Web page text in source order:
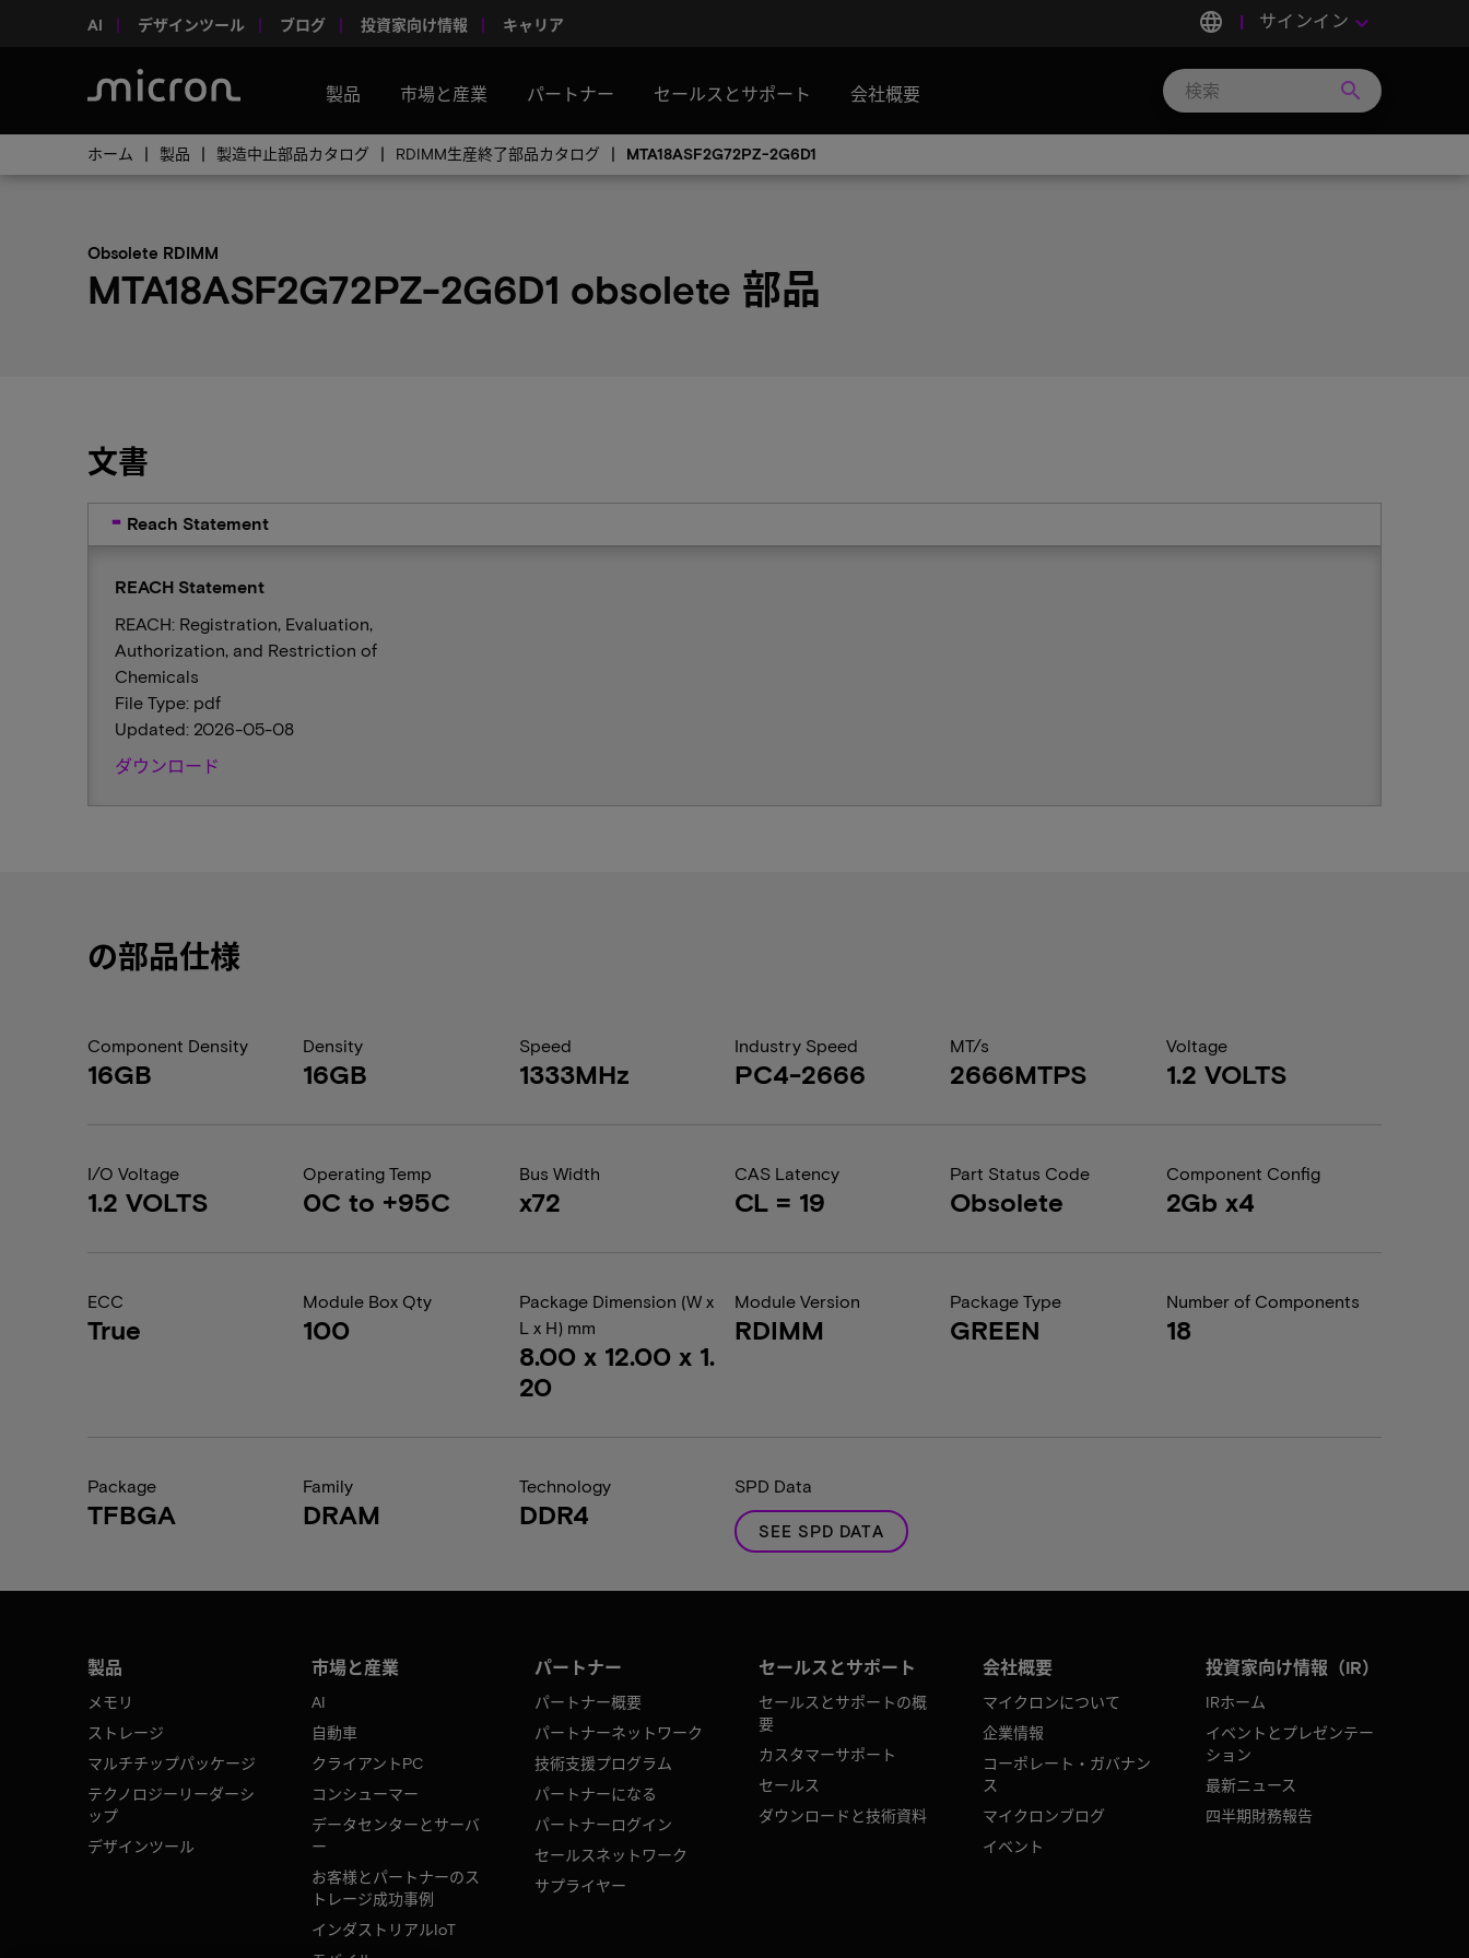
AI デザインツール ブログ 投資家向け情報 キャリア language サインイン keyboard_arrow_down
製品 市場と産業 パートナー セールスとサポート 会社概要 search
ホーム 製品 製造中止部品カタログ RDIMM生産終了部品カタログ MTA18ASF2G72PZ-2G6D1
Obsolete RDIMM
MTA18ASF2G72PZ-2G6D1 obsolete 部品
文書
Reach Statement
REACH Statement
REACH: Registration, Evaluation,
Authorization, and Restriction of
Chemicals
File Type: pdf
Updated: 2026-05-08
ダウンロード
の部品仕様
Component Density
16GB
Density
16GB
Speed
1333MHz
Industry Speed
PC4-2666
MT/s
2666MTPS
Voltage
1.2 VOLTS
I/O Voltage
1.2 VOLTS
Operating Temp
0C to +95C
Bus Width
x72
CAS Latency
CL = 19
Part Status Code
Obsolete
Component Config
2Gb x4
ECC
True
Module Box Qty
100
Package Dimension (W x
L x H) mm
8.00 x 12.00 x 1.
20
Module Version
RDIMM
Package Type
GREEN
Number of Components
18
Package
TFBGA
Family
DRAM
Technology
DDR4
SPD Data
SEE SPD DATA
製品
メモリ
ストレージ
マルチチップパッケージ
テクノロジーリーダーシ
ップ
デザインツール
市場と産業
AI
自動車
クライアントPC
コンシューマー
データセンターとサーバ
ー
お客様とパートナーのス
トレージ成功事例
インダストリアルIoT
パートナー
パートナー概要
パートナーネットワーク
技術支援プログラム
パートナーになる
パートナーログイン
セールスネットワーク
サプライヤー
セールスとサポート
セールスとサポートの概
要
カスタマーサポート
セールス
ダウンロードと技術資料
会社概要
マイクロンについて
企業情報
コーポレート・ガバナン
ス
マイクロンブログ
イベント
投資家向け情報（IR）
IRホーム
イベントとプレゼンテー
ション
最新ニュース
四半期財務報告